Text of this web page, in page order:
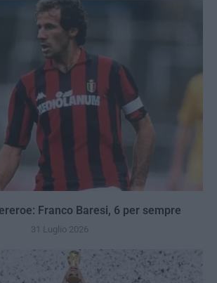
Franco Baresi, 6 per sempre
31 Luglio 2026